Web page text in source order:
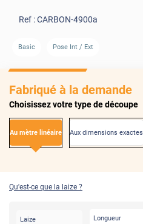
Ref :CARBON-4900a
Basic Pose Int / Ext
Fabriqué à la demande
Choisissez votre type de découpe
Au mètre linéaire Aux dimensions exactes
Qu'est-ce que la laize ?
Laize Longueur